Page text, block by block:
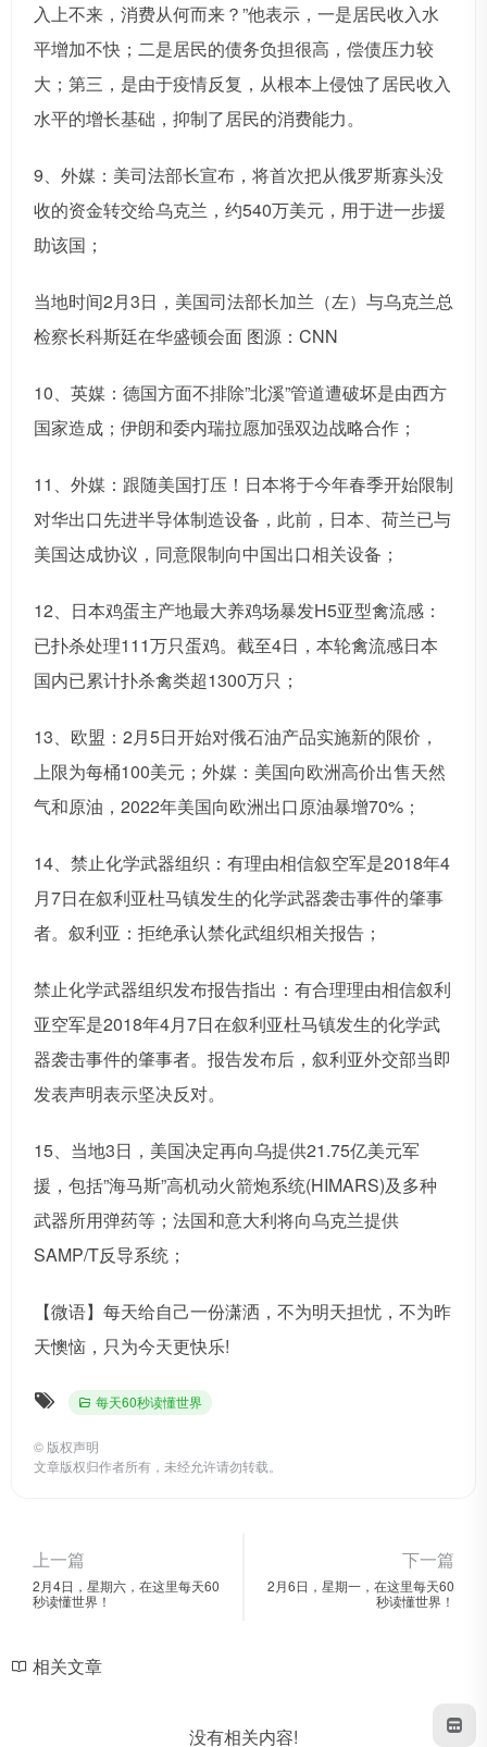
入上不来，消费从何而来？”他表示，一是居民收入水
平增加不快；二是居民的债务负担很高，偿债压力较
大；第三，是由于疫情反复，从根本上侵蚀了居民收入
水平的增长基础，抑制了居民的消费能力。
9、外媒：美司法部长宣布，将首次把从俄罗斯寡头没
收的资金转交给乌克兰，约540万美元，用于进一步援
助该国；
当地时间2月3日，美国司法部长加兰（左）与乌克兰总
检察长科斯廷在华盛顿会面 图源：CNN
10、英媒：德国方面不排除”北溪”管道遭破坏是由西方
国家造成；伊朗和委内瑞拉愿加强双边战略合作；
11、外媒：跟随美国打压！日本将于今年春季开始限制
对华出口先进半导体制造设备，此前，日本、荷兰已与
美国达成协议，同意限制向中国出口相关设备；
12、日本鸡蛋主产地最大养鸡场暴发H5亚型禽流感：
已扑杀处理111万只蛋鸡。截至4日，本轮禽流感日本
国内已累计扑杀禽类超1300万只；
13、欧盟：2月5日开始对俄石油产品实施新的限价，
上限为每桶100美元；外媒：美国向欧洲高价出售天然
气和原油，2022年美国向欧洲出口原油暴增70%；
14、禁止化学武器组织：有理由相信叙空军是2018年4
月7日在叙利亚杜马镇发生的化学武器袭击事件的肇事
者。叙利亚：拒绝承认禁化武组织相关报告；
禁止化学武器组织发布报告指出：有合理理由相信叙利
亚空军是2018年4月7日在叙利亚杜马镇发生的化学武
器袭击事件的肇事者。报告发布后，叙利亚外交部当即
发表声明表示坚决反对。
15、当地3日，美国决定再向乌提供21.75亿美元军
援，包括”海马斯”高机动火箭炮系统(HIMARS)及多种
武器所用弹药等；法国和意大利将向乌克兰提供
SAMP/T反导系统；
【微语】每天给自己一份潇洒，不为明天担忧，不为昨
天懊恼，只为今天更快乐!
每天60秒读懂世界
© 版权声明
文章版权归作者所有，未经允许请勿转载。
上一篇
2月4日，星期六，在这里每天60
秒读懂世界！
下一篇
2月6日，星期一，在这里每天60
秒读懂世界！
相关文章
没有相关内容!